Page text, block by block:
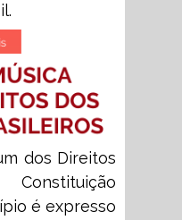
dos Direitos
é expresso